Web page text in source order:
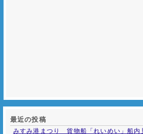
最近の投稿
みすみ港まつり 貨物船「れいめい」船内